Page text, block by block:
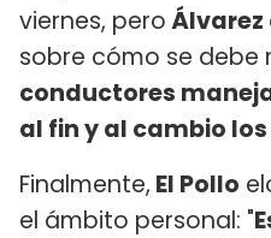
viernes, peroÁlvarez
sobre cómo se debe
conductores
al fin y al cambio
Finalmente, El Pollo
el ámbito personal: "